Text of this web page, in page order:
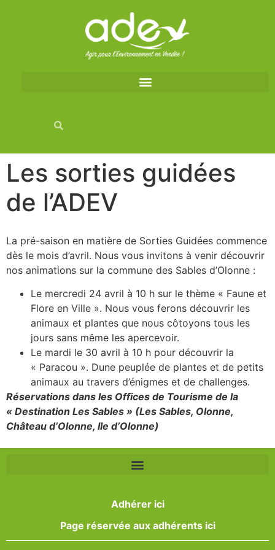
Les sorties guidées
de l’ADEV
La pré-saison en matière de Sorties Guidées commence
dès le mois d’avril. Nous vous invitons à venir découvrir
nos animations sur la commune des Sables d’Olonne :
Le mercredi 24 avril à 10 h sur le thème « Faune et
Flore en Ville ». Nous vous ferons découvrir les
animaux et plantes que nous côtoyons tous les
jours sans même les apercevoir.
Le mardi le 30 avril à 10 h pour découvrir la
« Paracou ». Dune peuplée de plantes et de petits
animaux au travers d’énigmes et de challenges.
Réservations dans les Offices de Tourisme de la
« Destination Les Sables » (Les Sables, Olonne,
Château d’Olonne, Ile d’Olonne)
Adhérer ici
Page réservée aux adhérents ici